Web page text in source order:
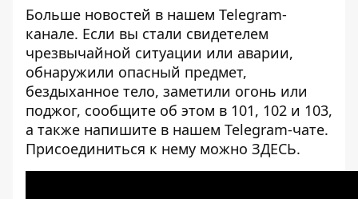
Больше новостей в нашем Telegram-
канале. Если вы стали свидетелем
чрезвычайной ситуации или аварии,
обнаружили опасный предмет,
бездыханное тело, заметили огонь или
поджог, сообщите об этом в 101, 102 и 103,
а также напишите в нашем Telegram-чате.
Присоединиться к нему можно ЗДЕСЬ.